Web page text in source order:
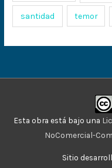
santidad temor
Esta obra está bajo una
NoComercial-
Sitio